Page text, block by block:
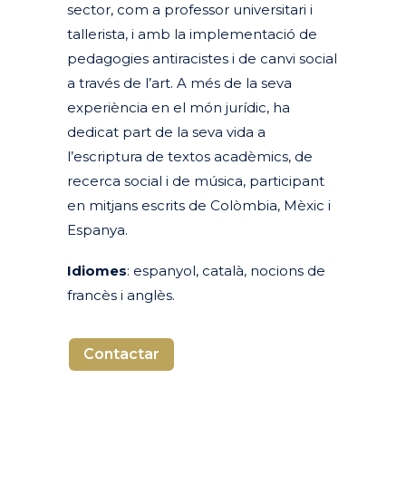
sector, com a professor universitari i
tallerista, i amb la implementació de
pedagogies antiracistes i de canvi social
a través de l’art. A més de la seva
experiència en el món jurídic, ha
dedicat part de la seva vida a
l’escriptura de textos acadèmics, de
recerca social i de música, participant
en mitjans escrits de Colòmbia, Mèxic i
Espanya.
Idiomes: espanyol, català, nocions de
francès i anglès.
Contactar